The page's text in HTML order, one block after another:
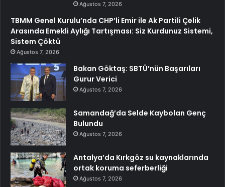
Ağustos 7, 2026
TBMM Genel Kurulu’nda CHP’li Emir ile Ak Partili Çelik
Arasında Emekli Aylığı Tartışması: Siz Kurdunuz Sistemi,
Sistem Çöktü
Ağustos 7, 2026
Bakan Göktaş: SBTÜ’nün Başarıları
Gurur Verici
Ağustos 7, 2026
Samandağ’da Selde Kaybolan Genç
Bulundu
Ağustos 7, 2026
Antalya’da Kırkgöz su kaynaklarında
ortak koruma seferberliği
Ağustos 7, 2026